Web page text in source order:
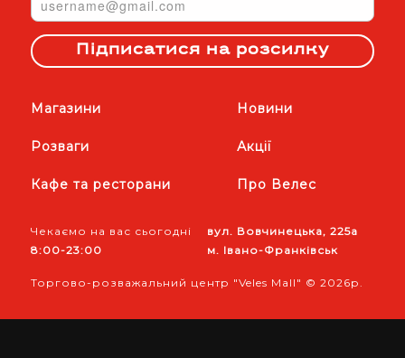
Підписатися на розсилку
Магазини
Розваги
Кафе та ресторани
Новини
Акції
Про Велес
Чекаємо на вас сьогодні
8:00-23:00
вул. Вовчинецька, 225а
м. Івано-Франківськ
Торгово-розважальний центр "Veles Mall" © 2026р.